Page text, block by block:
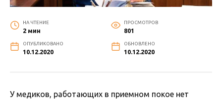
НА ЧТЕНИЕ
2 мин
ПРОСМОТРОВ
801
ОПУБЛИКОВАНО
10.12.2020
ОБНОВЛЕНО
10.12.2020
У медиков, работающих в приемном покое нет